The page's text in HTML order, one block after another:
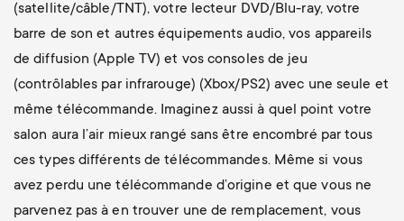
(satellite/câble/TNT), votre lecteur DVD/Blu-ray, votre
barre de son et autres équipements audio, vos appareils
de diffusion (Apple TV) et vos consoles de jeu
(contrôlables par infrarouge) (Xbox/PS2) avec une seule et
même télécommande. Imaginez aussi à quel point votre
salon aura l’air mieux rangé sans être encombré par tous
ces types différents de télécommandes. Même si vous
avez perdu une télécommande d’origine et que vous ne
parvenez pas à en trouver une de remplacement, vous